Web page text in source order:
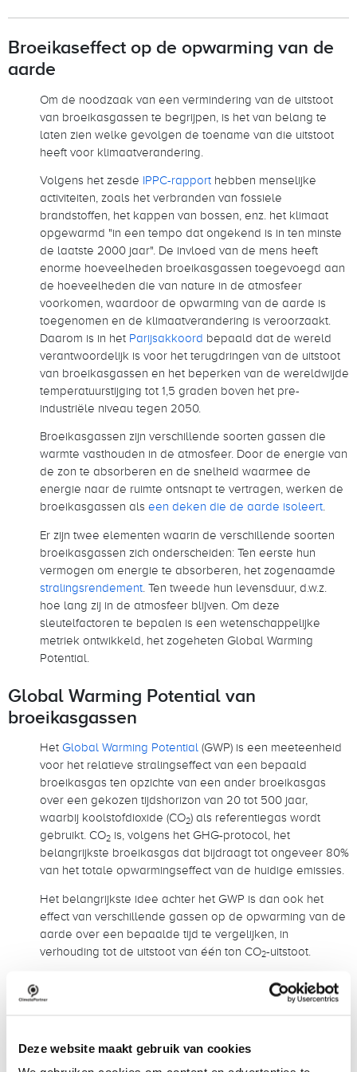
Deze website maakt gebruik van cookies
Broeikaseffect op de opwarming van de
aarde
Om de noodzaak van een vermindering van de uitstoot
van broeikasgassen te begrijpen, is het van belang te
laten zien welke gevolgen de toename van die uitstoot
heeft voor klimaatverandering.
Volgens het zesde IPPC-rapport hebben menselijke
activiteiten, zoals het verbranden van fossiele
brandstoffen, het kappen van bossen, enz. het klimaat
opgewarmd "in een tempo dat ongekend is in ten minste
de laatste 2000 jaar". De invloed van de mens heeft
enorme hoeveelheden broeikasgassen toegevoegd aan
de hoeveelheden die van nature in de atmosfeer
voorkomen, waardoor de opwarming van de aarde is
toegenomen en de klimaatverandering is veroorzaakt.
Daarom is in het Parijsakkoord bepaald dat de wereld
verantwoordelijk is voor het terugdringen van de uitstoot
van broeikasgassen en het beperken van de wereldwijde
temperatuurstijging tot 1,5 graden boven het pre-
industriële niveau tegen 2050.
Broeikasgassen zijn verschillende soorten gassen die
warmte vasthouden in de atmosfeer. Door de energie van
de zon te absorberen en de snelheid waarmee de
energie naar de ruimte ontsnapt te vertragen, werken de
broeikasgassen als een deken die de aarde isoleert.
Er zijn twee elementen waarin de verschillende soorten
broeikasgassen zich onderscheiden: Ten eerste hun
vermogen om energie te absorberen, het zogenaamde
stralingsrendement. Ten tweede hun levensduur, d.w.z.
hoe lang zij in de atmosfeer blijven. Om deze
sleutelfactoren te bepalen is een wetenschappelijke
metriek ontwikkeld, het zogeheten Global Warming
Potential.
Global Warming Potential van
broeikasgassen
Het Global Warming Potential(GWP) is een meeteenheid
voor het relatieve stralingseffect van een bepaald
broeikasgas ten opzichte van een ander broeikasgas
over een gekozen tijdshorizon van 20 tot 500 jaar,
waarbij koolstofdioxide (CO2) als referentiegas wordt
gebruikt. CO2 is, volgens het GHG-protocol, het
belangrijkste broeikasgas dat bijdraagt tot ongeveer 80%
van het totale opwarmingseffect van de huidige emissies.
Het belangrijkste idee achter het GWP is dan ook het
effect van verschillende gassen op de opwarming van de
aarde over een bepaalde tijd te vergelijken, in
verhouding tot de uitstoot van één ton CO2-uitstoot.
Een voorbeeld is de volgende vergelijking tussen de
uitstoot van CO
, methaan en distikstofoxide, de
decennium in de atmosfeer blijft en distikstofoxide
ongeveer 120 jaar, blijft CO2 tot 1000 jaar in de atmosfeer.